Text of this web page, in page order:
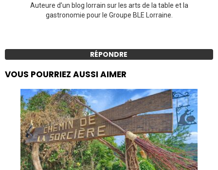
Auteure d’un blog lorrain sur les arts de la table et la
gastronomie pour le Groupe BLE Lorraine.
RÉPONDRE
VOUS POURRIEZ AUSSI AIMER